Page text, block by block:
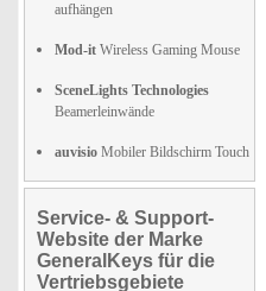
aufhängen
Mod-it Wireless Gaming Mouse
SceneLights Technologies
Beamerleinwände
auvisio Mobiler Bildschirm Touch
Service- & Support-
Website der Marke
GeneralKeys für die
Vertriebsgebiete